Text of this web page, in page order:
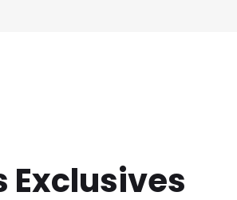
Exclusives